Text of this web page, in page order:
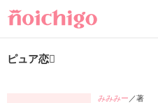
ピュア恋
みみみー ／著